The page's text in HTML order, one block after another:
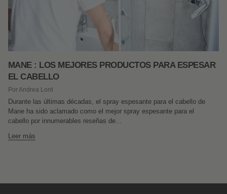
MANE : LOS MEJORES PRODUCTOS PARA ESPESAR
EL CABELLO
Por Andrea Lord
Durante las últimas décadas, el spray espesante para el cabello de
Mane ha sido aclamado como el mejor spray espesante para el
cabello por innumerables reseñas de...
Leer más